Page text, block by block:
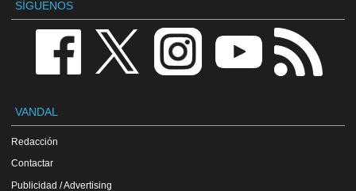
SÍGUENOS
VANDAL
Redacción
Contactar
Publicidad / Advertising